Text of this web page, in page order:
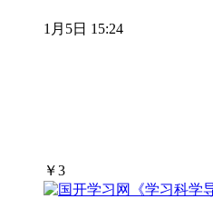
1月5日 15:24
￥3